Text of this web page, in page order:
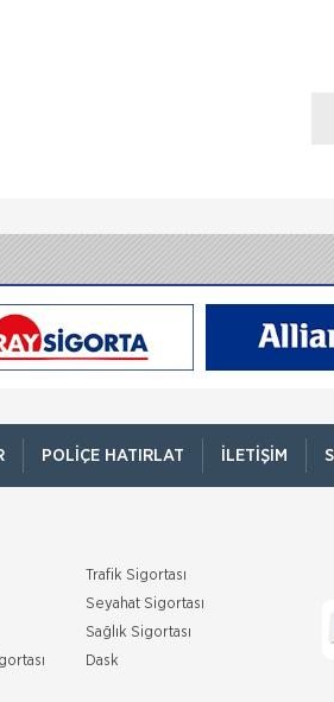
POLIÇE HATIRLAT İLETIŞIM
Trafik Sigortası
Seyahat Sigortası
Sağlık Sigortası
Dask